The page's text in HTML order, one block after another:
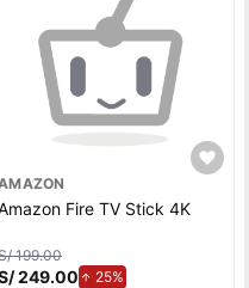
Fire TV Stick 4K
199.00
249.00 25%de aumento.